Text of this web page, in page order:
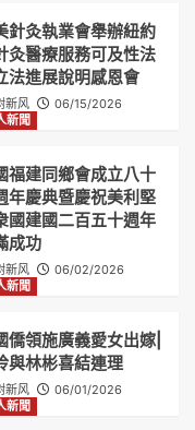
針灸執業會舉辦紐約
灸醫療服務可及性法
法進展說明感恩會
新风
06/15/2026
新聞
福建同鄉會成立八十
年慶典暨慶祝美利堅
國建國二百五十週年
成功
新风
06/02/2026
新聞
僑領施廣義愛女出嫁|
與林彬喜結連理
新风
06/01/2026
新聞